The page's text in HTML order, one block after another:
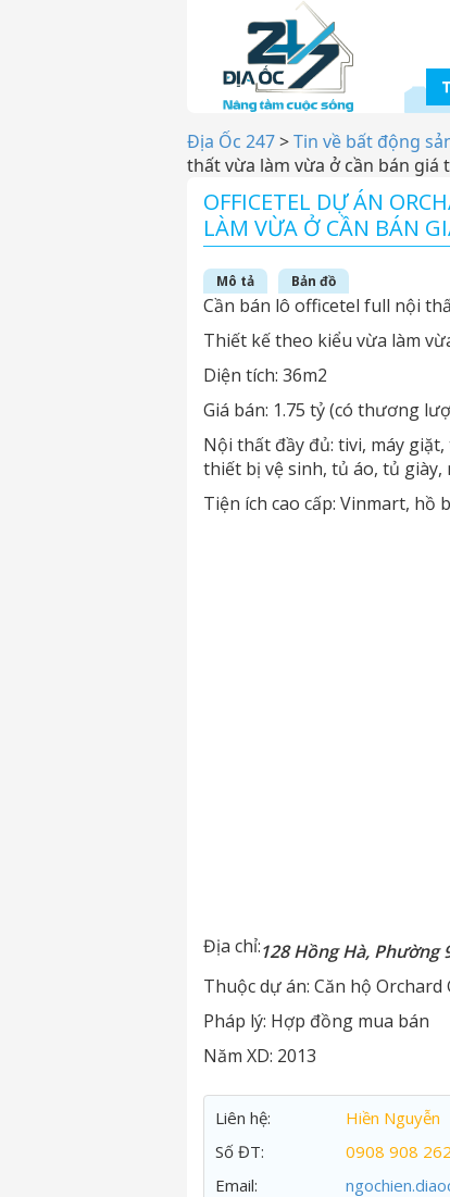
Địa Ốc 247>Tin về bất động
thất vừa làm vừa ở cần bán giá
OFFICETEL DỰ ÁN
LÀM VỪA Ở CẦN BÁN
Mô tả Bản đồ
Cần bán lô officetel full nội
Thiết kế theo kiểu vừa làm
Diện tích: 36m2
Giá bán: 1.75 tỷ (có thương
Nội thất đầy đủ: tivi, máy
thiết bị vệ sinh, tủ áo, tủ giày,
Tiện ích cao cấp: Vinmart, hồ
Địa chỉ:128 Hồng Hà, Phường
Thuộc dự án: Căn hộ Orchard
Pháp lý: Hợp đồng mua bán
Năm XD: 2013
Liên hệ:
Hiền Nguyễn
Số ĐT:
0908 908 262
Email: